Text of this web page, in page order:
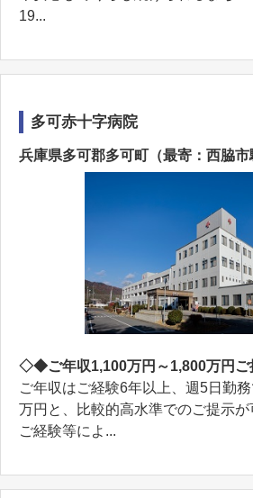
19...
多可赤十字病院
兵庫県多可郡多可町（最寄：西脇
◇◆ご年収1,100万円～1,800万円
ご年収はご経験6年以上、週5日勤
万円と、比較的高水準でのご提示が
ご経験等によ...